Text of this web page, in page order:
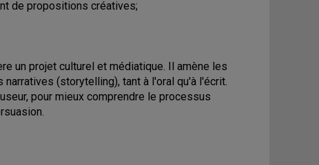
de propositions créatives;
un projet culturel et médiatique. Il amène les
(storytelling), tant à l'oral qu'à l'écrit.
pour mieux comprendre le processus